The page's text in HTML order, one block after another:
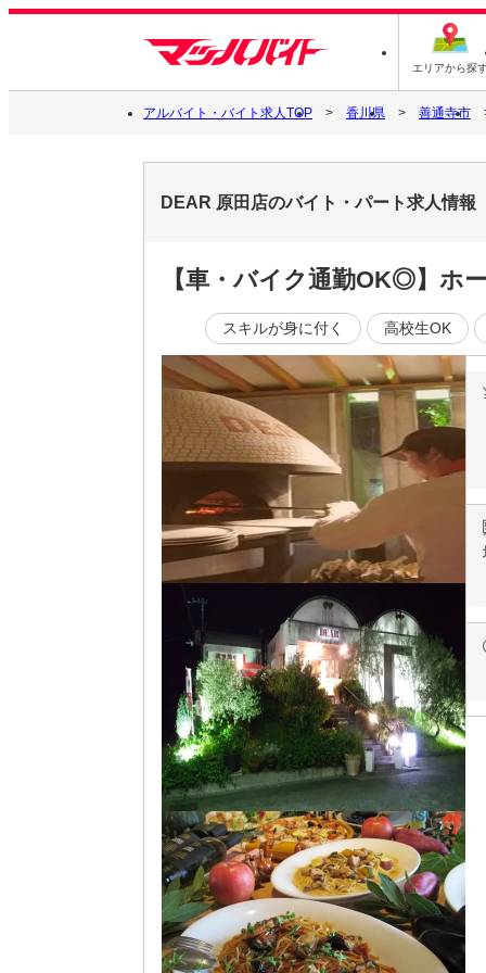
エリアから探
アルバイト・バイト求人TOP 香川県 善通寺市
DEAR 原田店のバイト・パート求人情報
【車・バイク通勤OK◎】ホ
スキルが身に付く 高校生OK